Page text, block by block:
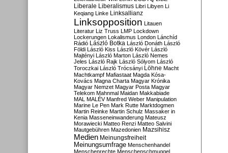
Liberale Liberalismus Libri Libyen Li
Keqiang Linke Linksallianz
Linksopposition Litauen
Literatur Liz Truss LMP Lockdown
Lockerungen Lokalismus London Lánchíd
Rádió
László Botka László Donáth László
Földi László Kiss László Kövér László
Majtényi László Marton László Nemes
Jeles László Rajk László Sólyom László
Toroczkai László Trócsányi Löhne Macht
Machtkampf Mafiastaat Magda Kósa-
Kovács Magna Charta Magyar Krónika
Magyar Nemzet Magyar Posta Magyar
Telekom Mahnmal Maidan Makkabiade
MAL MALÉV Manfred Weber Manipulation
Marine Le Pen Mark Rutte Marktdogmen
Martin Reinke Martin Schulz Massaker in
Kenia Masseneinwanderung Mateusz
Morawiecki Matteo Renzi Matteo Salvini
Mautgebühren Mazedonien Mazsihisz
Medien Meinungsfreiheit
Meinungsumfrage Menschenhandel
Menschenrechte Menschenschmuggel